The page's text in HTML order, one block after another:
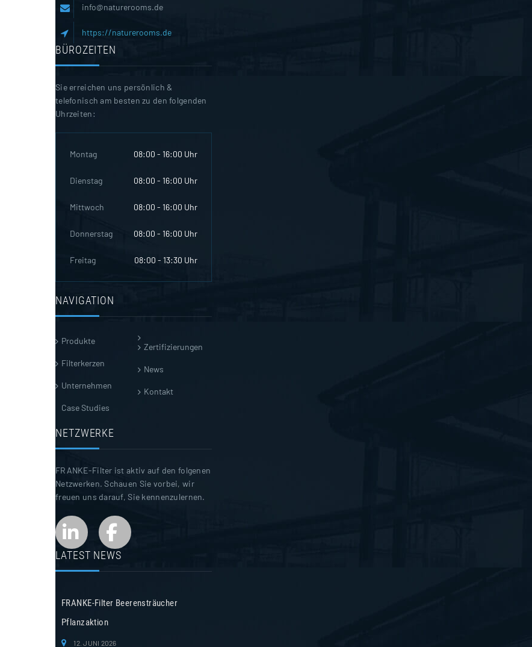
info@naturerooms.de
https://naturerooms.de
BÜROZEITEN
Sie erreichen uns persönlich &
telefonisch am besten zu den folgenden
Uhrzeiten:
Montag 08:00 - 16:00 Uhr
Dienstag 08:00 - 16:00 Uhr
Mittwoch 08:00 - 16:00 Uhr
Donnerstag 08:00 - 16:00 Uhr
Freitag 08:00 - 13:30 Uhr
NAVIGATION
Produkte
Filterkerzen
Unternehmen
Case Studies
Zertifizierungen
News
Kontakt
NETZWERKE
FRANKE-Filter ist aktiv auf den folgenen
Netzwerken. Schauen Sie vorbei, wir
freuen uns darauf, Sie kennenzulernen.
LATEST NEWS
FRANKE-Filter Beerensträucher
Pflanzaktion
12. JUNI 2026